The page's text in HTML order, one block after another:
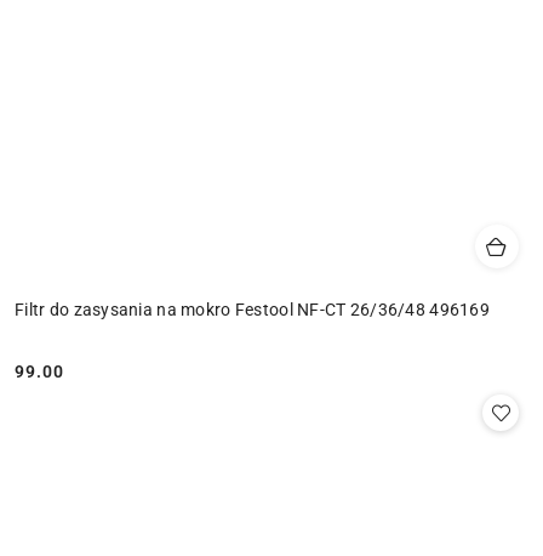
Filtr do zasysania na mokro Festool NF-CT 26/36/48 496169
Cena:
99.00